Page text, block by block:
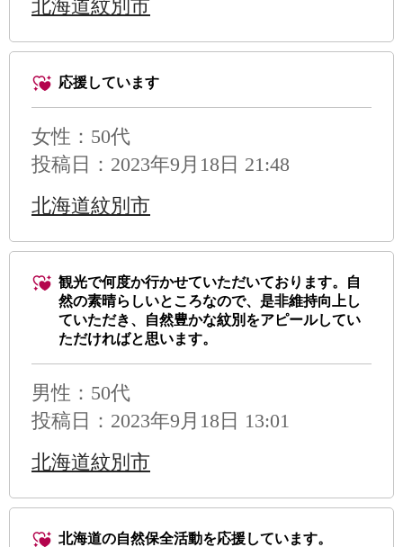
北海道紋別市
応援しています
女性：50代
投稿日：2023年9月18日 21:48
北海道紋別市
観光で何度か行かせていただいております。自
然の素晴らしいところなので、是非維持向上し
ていただき、自然豊かな紋別をアピールしてい
ただければと思います。
男性 ：50代
投稿日：2023年9月18日 13:01
北海道紋別市
北海道の自然保全活動を応援しています。